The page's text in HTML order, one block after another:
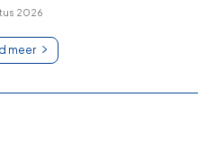
2026
meer